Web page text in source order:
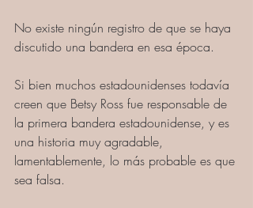
No existe ningún registro de que se haya
discutido una bandera en esa época.
Si bien muchos estadounidenses todavía
creen que Betsy Ross fue responsable de
la primera bandera estadounidense, y es
una historia muy agradable,
lamentablemente, lo más probable es que
sea falsa.